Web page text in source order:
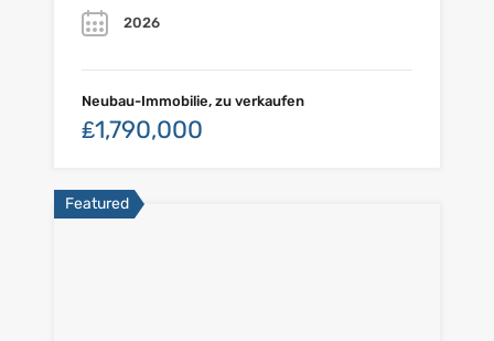
2026
Neubau-Immobilie, zu verkaufen
₤1,790,000
Featured